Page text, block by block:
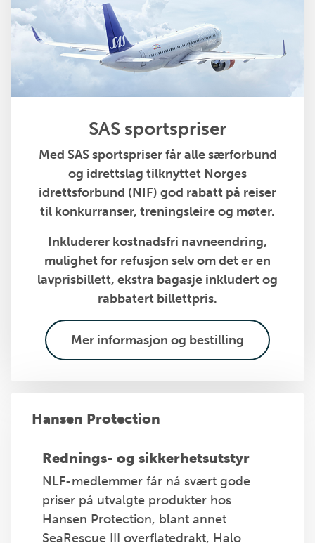
SAS sportspriser
Med SAS sportspriser får alle særforbund
og idrettslag tilknyttet Norges
idrettsforbund (NIF) god rabatt på reiser
til konkurranser, treningsleire og møter.
Inkluderer kostnadsfri navneendring,
mulighet for refusjon selv om det er en
lavprisbillett, ekstra bagasje inkludert og
rabbatert billettpris.
Mer informasjon og bestilling
Hansen Protection
Rednings- og sikkerhetsutstyr
NLF-medlemmer får nå svært gode
priser på utvalgte produkter hos
Hansen Protection, blant annet
SeaRescue III overflatedrakt, Halo